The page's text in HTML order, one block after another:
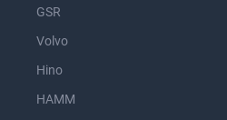
GSR
Volvo
Hino
HAMM